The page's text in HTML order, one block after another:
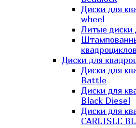
Диски для
wheel
Литые диски
Диски для
Диски для
Battle
Диски для
Black Diesel
Диски для
CARLISLE